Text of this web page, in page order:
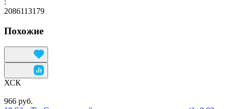
:
2086113179
Похожие
ХСК
966 руб.